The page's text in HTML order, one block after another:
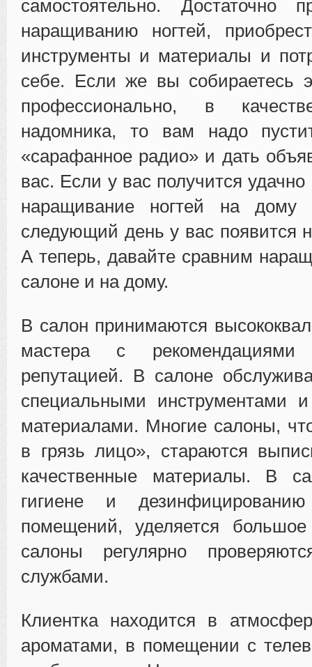
самостоятельно. Достаточно
наращиванию ногтей,
инструменты и материалы и
себе. Если же вы собираетесь
профессионально, в
надомника, то вам надо
«сарафанное радио» и дать
вас. Если у вас получится удачно
наращивание ногтей на дому
следующий день у вас появится
А теперь, давайте сравним
салоне и на дому.
В салон принимаются
мастера с
репутацией. В салоне
специальными инструментами
материалами. Многие салоны,
в грязь лицо», стараются
качественные материалы. В
гигиене и дезинфицированию
помещений, уделяется
салоны регулярно
службами.
Клиентка находится в
ароматами, в помещении с